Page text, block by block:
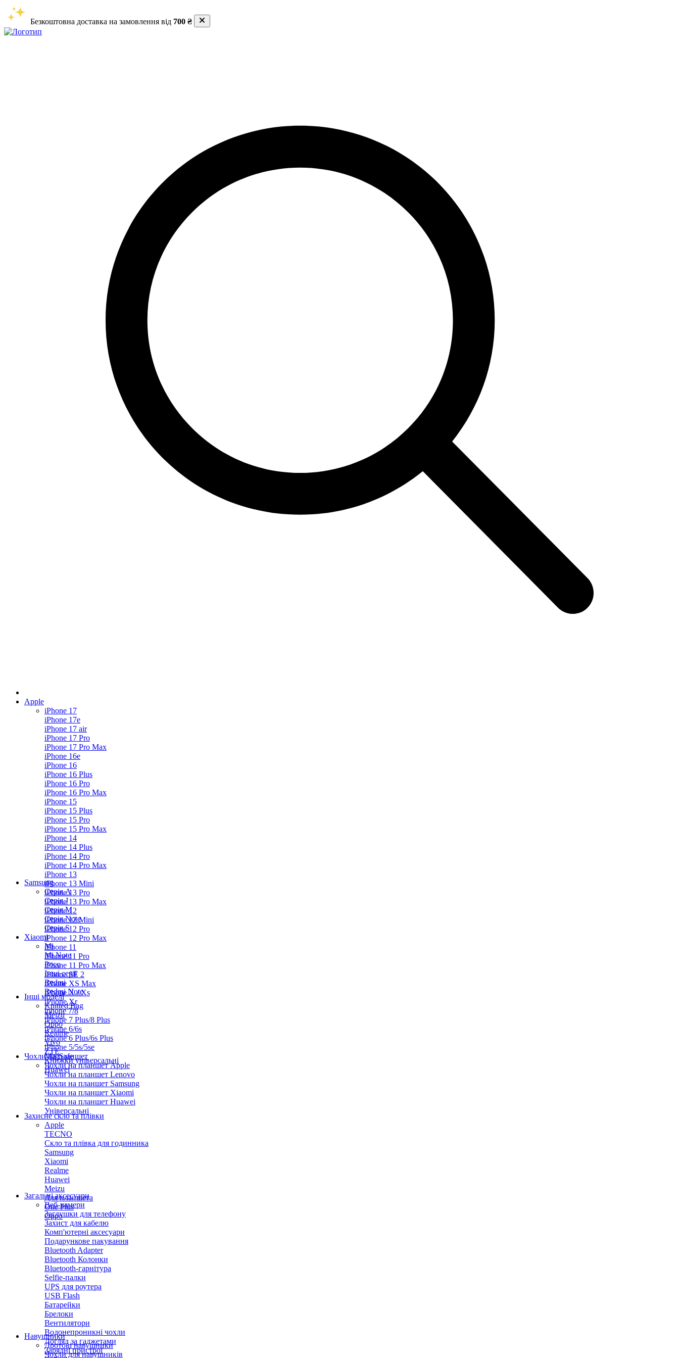
Безкоштовна доставка на замовлення від 700 ₴
Apple
iPhone 17
iPhone 17e
iPhone 17 air
iPhone 17 Pro
iPhone 17 Pro Max
iPhone 16e
iPhone 16
iPhone 16 Plus
iPhone 16 Pro
iPhone 16 Pro Max
iPhone 15
iPhone 15 Plus
iPhone 15 Pro
iPhone 15 Pro Max
iPhone 14
iPhone 14 Plus
iPhone 14 Pro
iPhone 14 Pro Max
iPhone 13
iPhone 13 Mini
iPhone 13 Pro
iPhone 13 Pro Max
iPhone 12
iPhone 12 Mini
iPhone 12 Pro
iPhone 12 Pro Max
iPhone 11
iPhone 11 Pro
iPhone 11 Pro Max
iPhone SE 2
iPhone XS Max
iPhone X / Xs
iPhone Xr
iphone 7/8
iPhone 7 Plus/8 Plus
iPhone 6/6s
iPhone 6 Plus/6s Plus
iPhone 5/5s/5se
MagSafe
Samsung
Серія А
Серiя J
Серiя M
Серія Note
Серія S
Xiaomi
Mi
Mi Note
Poco
Інші серії
Redmi
Redmi Note
Інші моделі
Knitted Bag
Meizu
Oppo
Realme
Vivo
ZTE
Книжки універсальні
Huawei
Чохли на планшет
Чохли на планшет Apple
Чохли на планшет Lenovo
Чохли на планшет Samsung
Чохли на планшет Xiaomi
Чохли на планшет Huawei
Універсальні
Захисне скло та плівки
Apple
TECNO
Скло та плівка для годинника
Samsung
Xiaomi
Realme
Huawei
Meizu
Для планшета
One Plus
Oppo
Загальні аксесуари
Веб-камери
Заглушки для телефону
Захист для кабелю
Комп'ютерні аксесуари
Подарункове пакування
Bluetooth Adapter
Bluetooth Колонки
Bluetooth-гарнітура
Selfie-палки
UPS для роутера
USB Flash
Батарейки
Брелоки
Вентилятори
Водонепроникні чохли
Догляд за гаджетами
Зарядні пристрої
Навушники
Дротові навушники
Чохли для навушників